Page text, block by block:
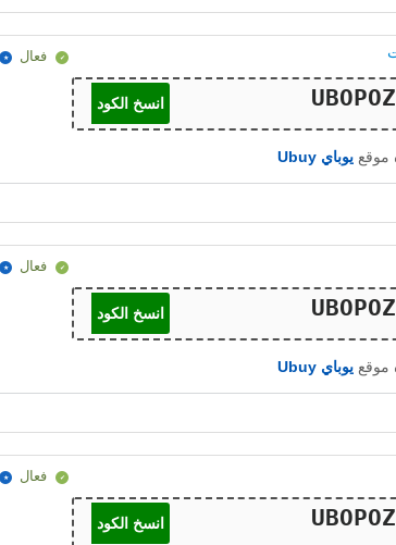
فعال
انسخ الكود
موقعيوباي Ubuy
فعال
انسخ الكود
موقعيوباي Ubuy
فعال
انسخ الكود